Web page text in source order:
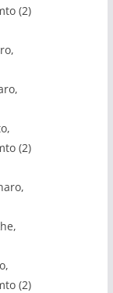
(2)
(2)
(2)